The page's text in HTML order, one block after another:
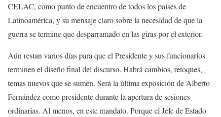
CELAC, como punto de encuentro de todos los países de
Latinoamérica, y su mensaje claro sobre la necesidad de que la
guerra se termine que desparramado en las giras por el exterior.
Aún restan varios días para que el Presidente y sus funcionarios
terminen el diseño final del discurso. Habrá cambios, retoques,
temas nuevos que se sumen. Será la última exposición de Alberto
Fernández como presidente durante la apertura de sesiones
ordinarias. Al menos, en este mandato. Porque el Jefe de Estado